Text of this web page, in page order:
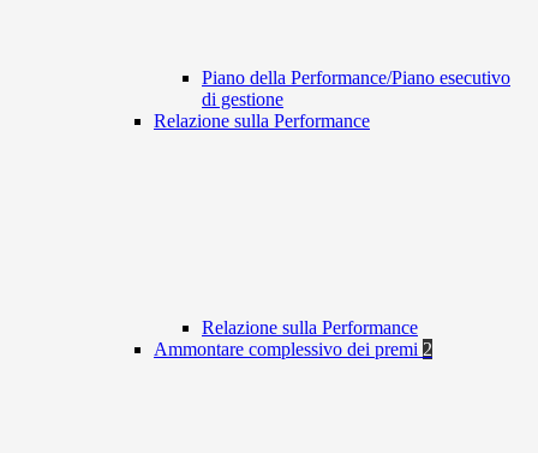
Piano della Performance/Piano esecutivo
di gestione
Relazione sulla Performance
Relazione sulla Performance
Ammontare complessivo dei premi 2